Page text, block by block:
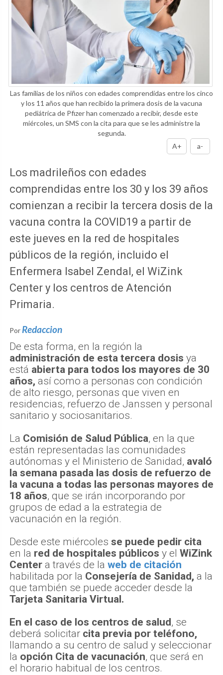
Las familias de los niños con edades comprendidas entre los cinco
y los 11 años que han recibido la primera dosis de la vacuna
pediátrica de Pfizer han comenzado a recibir, desde este
miércoles, un SMS con la cita para que se les administre la
segunda.
A+
a-
Los madrileños con edades
comprendidas entre los 30 y los 39 años
comienzan a recibir la tercera dosis de la
vacuna contra la COVID19 a partir de
este jueves en la red de hospitales
públicos de la región, incluido el
Enfermera Isabel Zendal, el WiZink
Center y los centros de Atención
Primaria.
Por Redaccion
De esta forma, en la región la
administración de esta tercera dosis ya
está abierta para todos los mayores de 30
años, así como a personas con condición
de alto riesgo, personas que viven en
residencias, refuerzo de Janssen y personal
sanitario y sociosanitarios.
La Comisión de Salud Pública, en la que
están representadas las comunidades
autónomas y el Ministerio de Sanidad, avaló
la semana pasada las dosis de refuerzo de
la vacuna a todas las personas mayores de
18 años, que se irán incorporando por
grupos de edad a la estrategia de
vacunación en la región.
Desde este miércoles se puede pedir cita
en la red de hospitales públicos y el WiZink
Center a través de la web de citación
habilitada por la Consejería de Sanidad, a la
que también se puede acceder desde la
Tarjeta Sanitaria Virtual.
En el caso de los centros de salud, se
deberá solicitar cita previa por teléfono,
llamando a su centro de salud y seleccionar
la opción Cita de vacunación, que será en
el horario habitual de los centros.